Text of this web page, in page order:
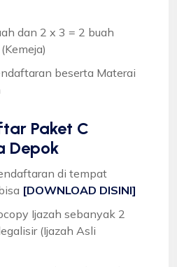
dan 2 x 3 = 2 buah
beserta Materai
Paket C
Depok
di tempat
[DOWNLOAD DISINI]
Ijazah sebanyak 2
(Ijazah Asli